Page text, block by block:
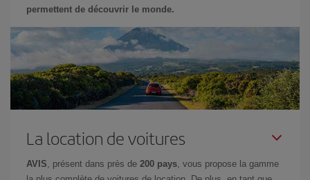
permettent de découvrir le monde.
La location de voitures
AVIS , présent dans près de 200 pays , vous propose la gamme